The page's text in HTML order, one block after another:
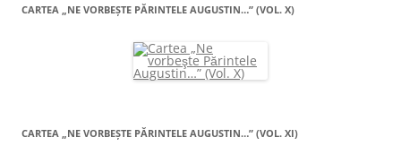
CARTEA „NE VORBEŞTE PĂRINTELE AUGUSTIN…” (VOL. X)
CARTEA „NE VORBEŞTE PĂRINTELE AUGUSTIN…” (VOL. XI)